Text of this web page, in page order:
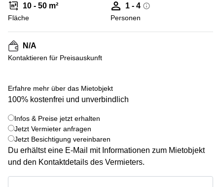
Büro
mieten
Seminarraum
Düsseldorf
Neuss
Büro
Hamburg
Büro
mieten
Berlin
Mitte
Speditionstraße
21 Regus
Arcus
Park
Torgauer
Mainzer
Landstraße
69
Europaplatz
2 Berlin
Regus
Frankfurter
10 - 50 m²
Fläche
1 - 4
Personen
N/A
Kontaktieren für Preisauskunft
Erfahre mehr über das Mietobjekt
100% kostenfrei und unverbindlich
Infos & Preise jetzt erhalten
Jetzt Vermieter anfragen
Jetzt Besichtigung vereinbaren
Du erhältst eine E-Mail mit Informationen zum Mietobjekt
und den Kontaktdetails des Vermieters.